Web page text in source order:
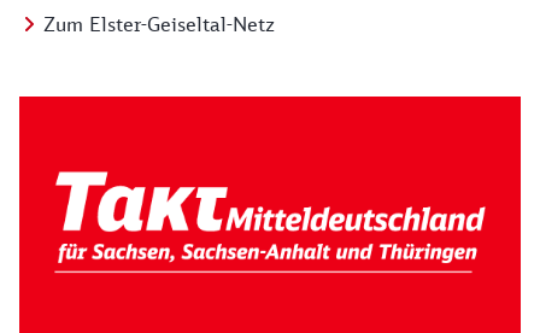
Zum Elster-Geiseltal-Netz